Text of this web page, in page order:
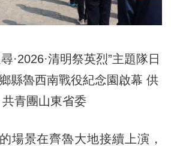
·2026·清明祭英烈”主題隊日
縣魯西南戰役紀念園啟幕 供
共青團山東省委
景在齊魯大地接續上演，